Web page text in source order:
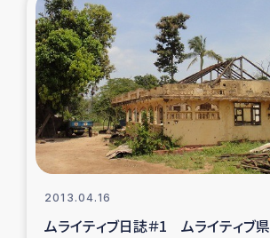
トルコ・シリア地震被災者
デニヤヤ小規模紅茶農家
コーヒー生産者支援
アイナロ県マウベシ郡でのコーヒ
ベイルート大規模爆発被災
2013.04.16
ムライティブ日誌＃1 ムライティブ